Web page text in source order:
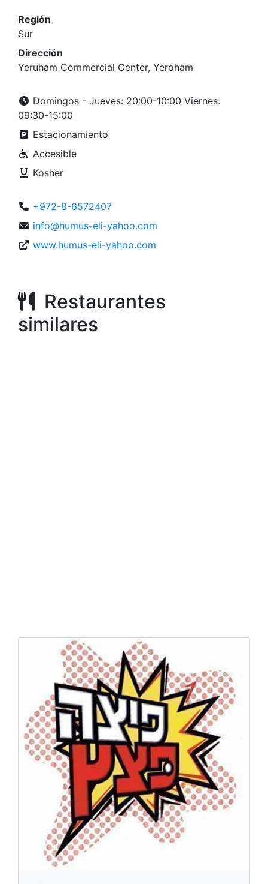
Región
Sur
Dirección
Yeruham Commercial Center, Yeroham
Domingos - Jueves: 20:00-10:00 Viernes:
09:30-15:00
Estacionamiento
Accesible
Kosher
+972-8-6572407
info@humus-eli-yahoo.com
www.humus-eli-yahoo.com
Restaurantes
similares